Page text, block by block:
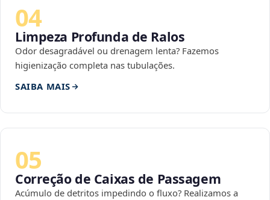
04
Limpeza Profunda de Ralos
Odor desagradável ou drenagem lenta? Fazemos
higienização completa nas tubulações.
SAIBA MAIS
05
Correção de Caixas de Passagem
Acúmulo de detritos impedindo o fluxo? Realizamos a